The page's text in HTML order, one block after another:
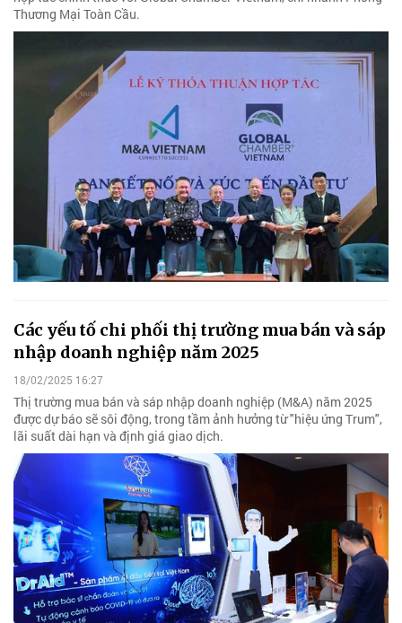
Thương Mại Toàn Cầu.
Các yếu tố chi phối thị trường mua bán và sáp
nhập doanh nghiệp năm 2025
18/02/2025 16:27
Thị trường mua bán và sáp nhập doanh nghiệp (M&A) năm 2025
được dự báo sẽ sôi động, trong tầm ảnh hưởng từ "hiệu ứng Trum",
lãi suất dài hạn và định giá giao dịch.